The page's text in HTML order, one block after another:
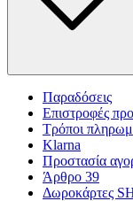
Παραδόσεις
Επιστροφές
Τρόποι
Klarna
Προστασία
Άρθρο 39
Δωροκάρτες